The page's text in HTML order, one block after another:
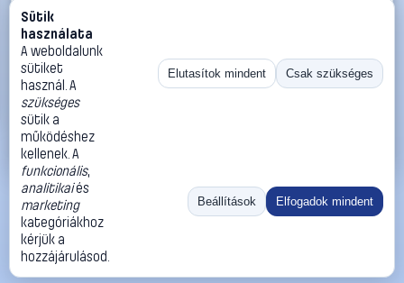
#2613096
Verico Power Pro PD Powerbank 20000 mAh Power
Delivery LiPo USB-A, USB-C® Fekete
Verico Powerbankok, külső akkumulátorok
10 990 Ft
Kosárba
«
Ugrás:
Méret:
Rendezés:
©2026
ThermoScope
ÁSZF
Cégbemutató
Sütik
használata
A weboldalunk
sütiket
használ. A
szükséges
sütik a
működéshez
kellenek. A
funkcionális,
analitikaiés
marketing
kategóriákhoz
kérjük a
hozzájárulásod.
Elutasítok mindent Csak szükséges
Beállítások Elfogadok mindent